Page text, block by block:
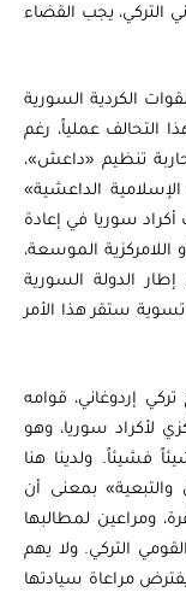
التركي، يجب القضاء
الكردية السورية
التحالف عملياً، رغم
تنظيم «داعش»،
الداعشية»
سوريا في إعادة
اللامركزية الموسعة،
الدولة السورية
ستقر هذا الأمر
إردوغاني، قوامه
لأكراد سوريا، وهو
ولدينا هنا
بمعنى أن
ومراعين لمطالبها
التركي. ولا يهم
مراعاة سيادتها